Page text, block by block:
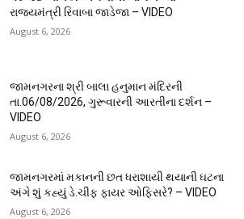
રાજ્યમંત્રી રિવાબા જાડેજા – VIDEO
August 6, 2026
જામનગરના શ્રી બાલા હનુમાન મંદિરની
તા.06/08/2026, ગુરૂવારની આરતીના દર્શન –
VIDEO
August 6, 2026
જામનગરમાં મકાનની છત ધરાશાયી થયાની ઘટના
અંગે શું કહ્યું ડે.ચીફ ફાયર ઓફિસરે? – VIDEO
August 6, 2026